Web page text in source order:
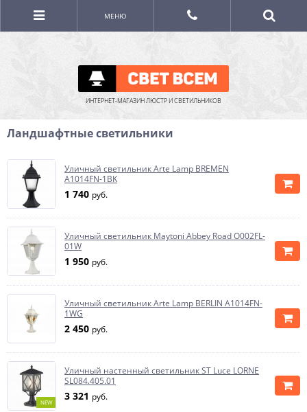
ИНТЕРНЕТ-МАГАЗИН ЛЮСТР И СВЕТИЛЬНИКОВ
МЕНЮ
Ландшафтные светильники
Уличный светильник Arte Lamp BREMEN
A1014FN-1BK
1 740 руб.
Уличный светильник Maytoni Abbey Road O002FL-
01W
1 950 руб.
Уличный светильник Arte Lamp BERLIN A1014FN-
1WG
2 450 руб.
NEW
Уличный настенный светильник ST Luce LORNE
SL084.405.01
3 321 руб.